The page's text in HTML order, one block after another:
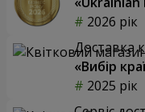
2026 рік
Доставка
«Вибір
2025 рік